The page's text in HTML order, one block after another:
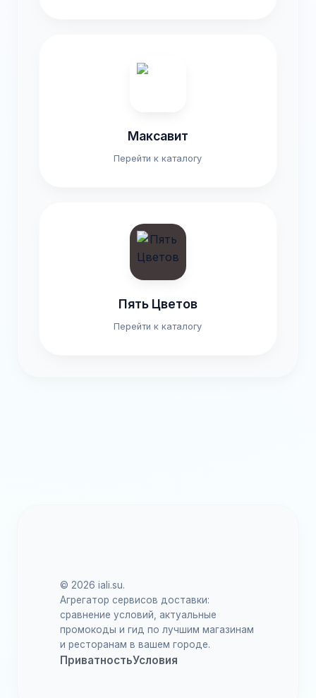
Максавит
Перейти к каталогу
Пять Цветов
Перейти к каталогу
© 2026 iali.su.
Агрегатор сервисов доставки:
сравнение условий, актуальные
промокоды и гид по лучшим магазинам
и ресторанам в вашем городе.
ПриватностьУсловия